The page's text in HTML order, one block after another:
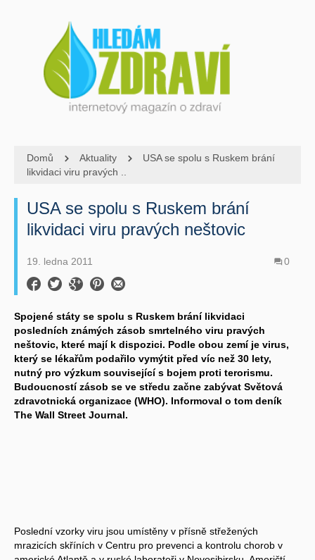
Domů Aktuality
USA se spolu s Ruskem brání
likvidaci viru pravých ..
USA se spolu s Ruskem brání
likvidaci viru pravých neštovic
19. ledna 2011 0
Spojené státy se spolu s Ruskem brání likvidaci
posledních známých zásob smrtelného viru pravých
neštovic, které mají k dispozici. Podle obou zemí je virus,
který se lékařům podařilo vymýtit před víc než 30 lety,
nutný pro výzkum související s bojem proti terorismu.
Budoucností zásob se ve středu začne zabývat Světová
zdravotnická organizace (WHO). Informoval o tom deník
The Wall Street Journal.
Poslední vzorky viru jsou umístěny v přísně střežených
mrazicích skříních v Centru pro prevenci a kontrolu chorob v